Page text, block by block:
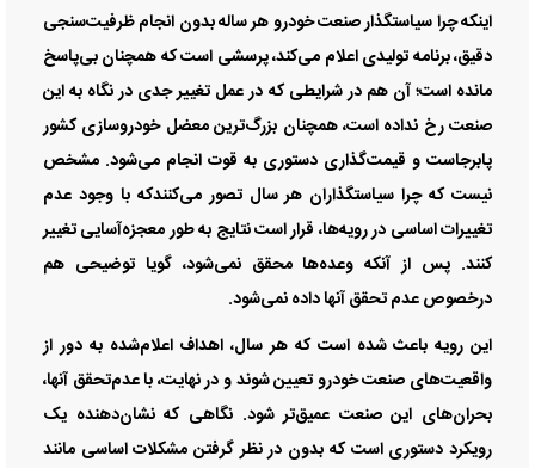
اینکه چرا سیاستگذار صنعت خودرو هر ساله بدون انجام ظرفیت‌‌‌سنجی
دقیق، برنامه‌‌ تولیدی اعلام می‌کند، پرسشی است که همچنان بی‌‌‌پاسخ
مانده است؛ آن هم در شرایطی که در عمل تغییر جدی در نگاه به این
صنعت رخ نداده است، همچنان بزرگ‌ترین معضل خودروسازی کشور
پابرجاست و قیمت‌گذاری دستوری به قوت انجام می‌شود. مشخص
نیست که چرا سیاستگذاران هر سال تصور می‌کنندکه با وجود عدم
تغییرات اساسی در رویه‌‌‌ها، قرار است نتایج به طور معجزه‌‌‌آسایی تغییر
کنند. پس از آنکه وعده‌‌‌ها محقق نمی‌شود، گویا توضیحی هم
درخصوص عدم تحقق آنها داده نمی‌شود.
این رویه باعث شده است که هر سال، اهداف اعلام‌‌‌شده به دور از
واقعیت‌‌‌های صنعت خودرو تعیین شوند و در نهایت، با عدم‌تحقق آنها،
بحران‌های این صنعت عمیق‌‌‌تر شود. نگاهی که نشان‌‌‌دهنده‌‌ یک
رویکرد دستوری است که بدون در نظر گرفتن مشکلات اساسی مانند